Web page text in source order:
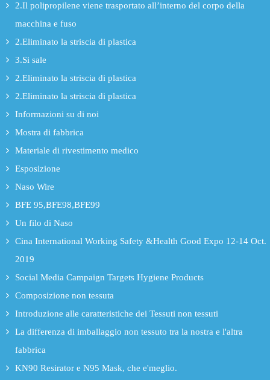
2.Il polipropilene viene trasportato all’interno del corpo della
macchina e fuso
2.Eliminato la striscia di plastica
3.Si sale
2.Eliminato la striscia di plastica
2.Eliminato la striscia di plastica
Informazioni su di noi
Mostra di fabbrica
Materiale di rivestimento medico
Esposizione
Naso Wire
BFE 95,BFE98,BFE99
Un filo di Naso
Cina International Working Safety &Health Good Expo 12-14 Oct.
2019
Social Media Campaign Targets Hygiene Products
Composizione non tessuta
Introduzione alle caratteristiche dei Tessuti non tessuti
La differenza di imballaggio non tessuto tra la nostra e l'altra
fabbrica
KN90 Resirator e N95 Mask, che e'meglio.